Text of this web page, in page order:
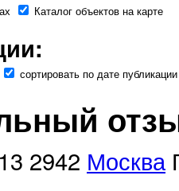
Каталог объектов на карте
сортировать по дате публикации
2942 Москва